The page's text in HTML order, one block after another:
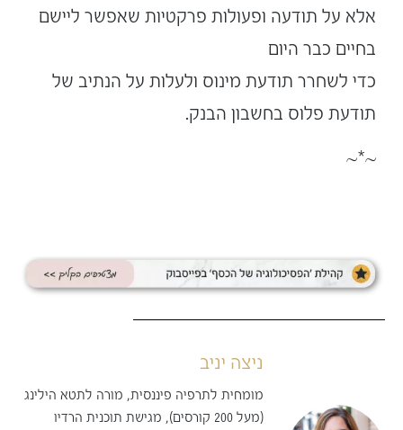
אלא על תודעה ופעולות פרקטיות שאפשר ליישם
בחיים כבר היום
כדי לשחרר תודעת מינוס ולעלות על הנתיב של
תודעת פלוס בחשבון הבנק.
~*~
ניצה יניב
מומחית לתרפיה פיננסית, מורה לתטא הילינג
(מעל 200 קורסים), מגישת תוכנית הרדיו